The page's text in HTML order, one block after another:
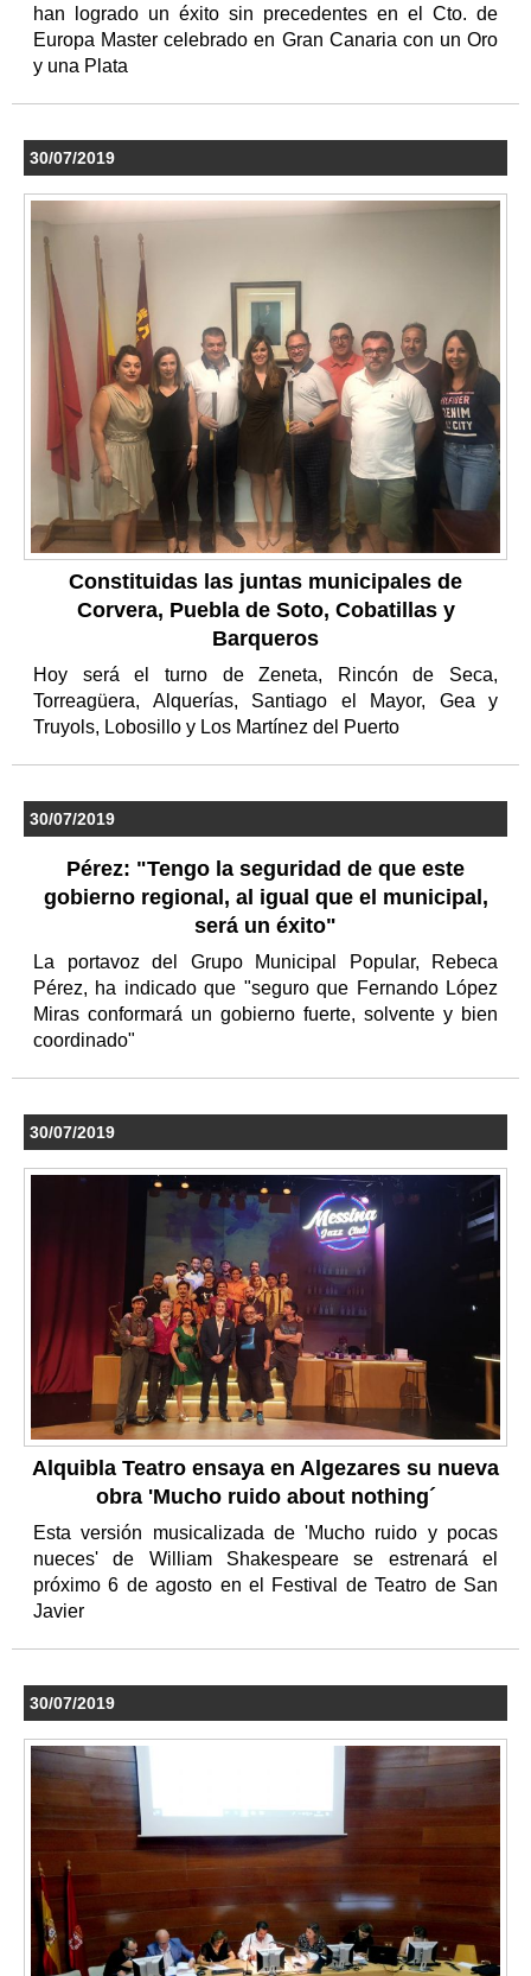
han logrado un éxito sin precedentes en el Cto. de
Europa Master celebrado en Gran Canaria con un Oro
y una Plata
30/07/2019
Constituidas las juntas municipales de
Corvera, Puebla de Soto, Cobatillas y
Barqueros
Hoy será el turno de Zeneta, Rincón de Seca,
Torreagüera, Alquerías, Santiago el Mayor, Gea y
Truyols, Lobosillo y Los Martínez del Puerto
30/07/2019
Pérez: "Tengo la seguridad de que este
gobierno regional, al igual que el municipal,
será un éxito"
La portavoz del Grupo Municipal Popular, Rebeca
Pérez, ha indicado que "seguro que Fernando López
Miras conformará un gobierno fuerte, solvente y bien
coordinado"
30/07/2019
Alquibla Teatro ensaya en Algezares su nueva
obra 'Mucho ruido about nothing´
Esta versión musicalizada de 'Mucho ruido y pocas
nueces' de William Shakespeare se estrenará el
próximo 6 de agosto en el Festival de Teatro de San
Javier
30/07/2019